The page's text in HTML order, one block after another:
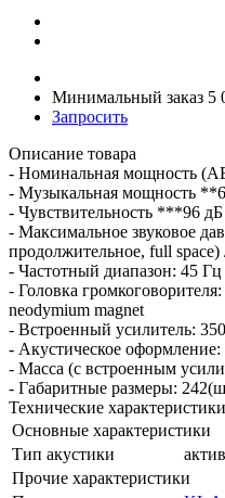
Минимальный заказ 5
Запросить
Описание товара
- Номинальная мощность
- Музыкальная мощность
- Чувствительность ***96
- Максимальное звуковое
продолжительное, full
- Частотный диапазон: 45
- Головка
neodymium magnet
- Встроенный усилитель:
- Акустическое оформление:
- Масса (с встроенным
- Габаритные размеры:
Технические характеристики
Основные характеристики
Тип акустики
Прочие характеристики